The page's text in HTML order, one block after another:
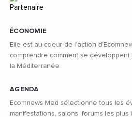
ÉCONOMIE
Elle est au coeur de l’action
comprendre comment se
la Méditerranée
AGENDA
Ecomnews Med sélectionne tous les
manifestations, salons, forums les